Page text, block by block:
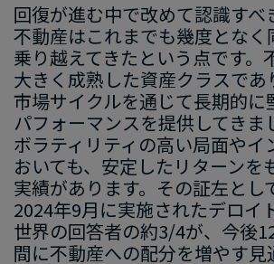
回復が​進む中で​改めて​認識すべ
不動産は​これまでも​幾度と​なく​
乗り越えてきたと​いう​点です。​
大きく​成熟した​資産クラスであ
市場サイクルを​通じて​長期的に​
パフォーマンスを​提供してきま
ボラティリティの​高い​局面や​イ
おいても、​安定した​リターンを​
実績が​あります。​その​証左と​し
2024年9月に​実施された​デロイ
世界の​回答者の​約3/4が、​今後​
間に​不動産への​配分を​増やす​見